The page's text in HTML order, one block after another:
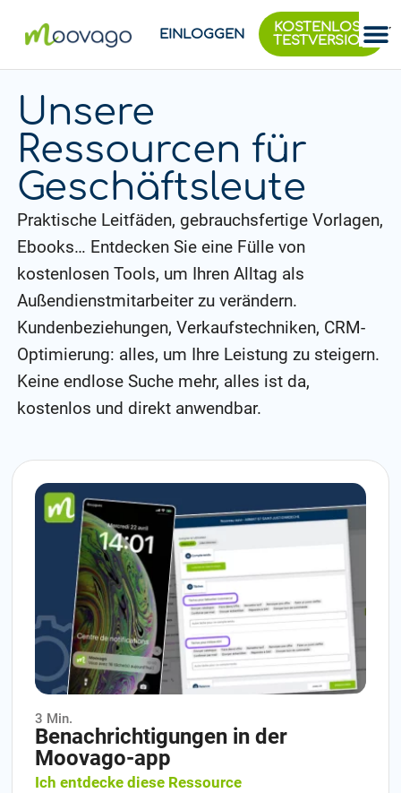
EINLOGGEN
KOSTENLOSE
TESTVERSION
Unsere
Ressourcen für
Geschäftsleute
Praktische Leitfäden, gebrauchsfertige Vorlagen,
Ebooks… Entdecken Sie eine Fülle von
kostenlosen Tools, um Ihren Alltag als
Außendienstmitarbeiter zu verändern.
Kundenbeziehungen, Verkaufstechniken, CRM-
Optimierung: alles, um Ihre Leistung zu steigern.
Keine endlose Suche mehr, alles ist da,
kostenlos und direkt anwendbar.
3 Min.
Benachrichtigungen in der
Moovago-app
Ich entdecke diese Ressource